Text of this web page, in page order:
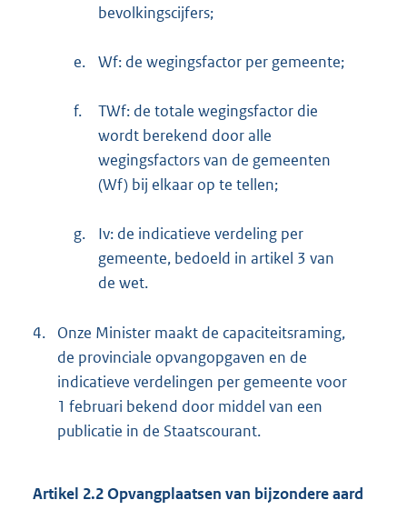
bevolkingscijfers;
e. Wf: de wegingsfactor per gemeente;
f.
TWf: de totale wegingsfactor die
wordt berekend door alle
wegingsfactors van de gemeenten
(Wf) bij elkaar op te tellen;
g.
Iv: de indicatieve verdeling per
gemeente, bedoeld in artikel 3 van
de wet.
4.
Onze Minister maakt de capaciteitsraming,
de provinciale opvangopgaven en de
indicatieve verdelingen per gemeente voor
1 februari bekend door middel van een
publicatie in de Staatscourant.
Artikel 2.2 Opvangplaatsen van bijzondere aard